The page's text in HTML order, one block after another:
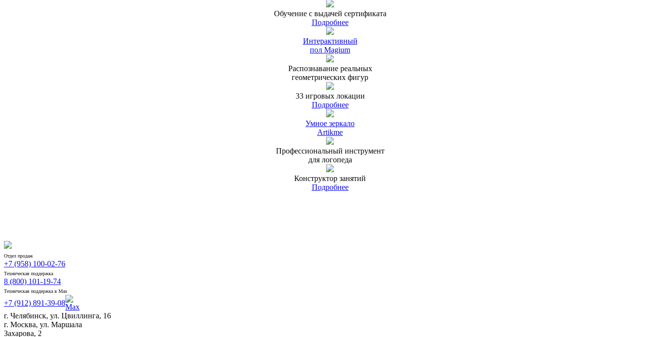
Обучение с выдачей сертификата
Подробнее
Интерактивный
пол Magium
Распознавание реальных
геометрических фигур
33 игровых локации
Подробнее
Умное зеркало
Artikme
Профессиональный инструмент
для логопеда
Конструктор занятий
Подробнее
Отдел продаж
+7 (958) 100-02-76
Техническая поддержка
8 (800) 101-19-74
Техническая поддержка в Max
+7 (912) 891-39-08
г. Челябинск, ул. Цвиллинга, 16
г. Москва, ул. Маршала
Захарова, 2